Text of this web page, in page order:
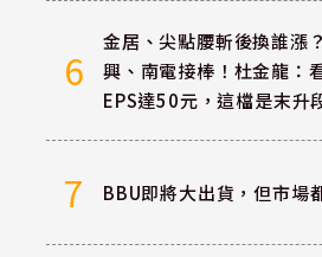
6
金居、尖點腰斬後換誰漲
興、南電接棒！杜金龍：
EPS達50元，這檔是末升
7 BBU即將大出貨，但市場